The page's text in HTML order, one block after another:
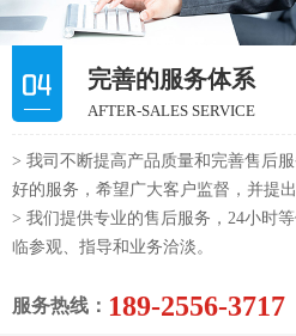
完善的服务体系
AFTER-SALES SERVICE
> 我司不断提高产品质量和完善售后
好的服务，希望广大客户监督，并提出
> 我们提供专业的售后服务，24小时
临参观、指导和业务洽淡。
服务热线： 189-2556-3717